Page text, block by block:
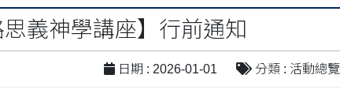
思義神學講座】行前通知
日期 : 2026-01-01 分類 : 活動總覽